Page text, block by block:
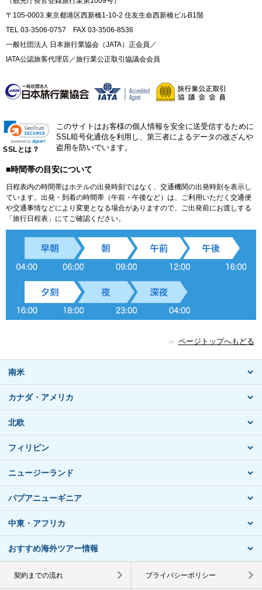
〒105-0003 東京都港区西新橋1-10-2 住友生命西新橋ビルB1階
TEL 03-3506-0757 FAX 03-3506-8536
一般社団法人 日本旅行業協会（JATA）正会員／
IATA公認旅客代理店／旅行業公正取引協議会会員
SSLとは？
このサイトはお客様の個人情報を安全に送受信するために
SSL暗号化通信を利用し、第三者によるデータの改ざんや
盗用を防いでいます。
■時間帯の目安について
日程表内の時間帯はホテルの出発時刻ではなく、交通機関の出発時刻を表示し
ています。出発・到着の時間帯（午前・午後など）は、ご利用いただく交通便
や交通事情などにより変更となる場合がありますので、ご出発前にお渡しする
「旅行日程表」にてご確認ください。
ページトップへもどる
南米
カナダ・アメリカ
北欧
フィリピン
ニュージーランド
パプアニューギニア
中東・アフリカ
おすすめ海外ツアー情報
契約までの流れ プライバシーポリシー